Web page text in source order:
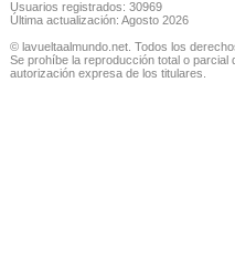
Usuarios registrados: 30969
Última actualización: Agosto 2026
© lavueltaalmundo.net. Todos los
Se prohíbe la reproducción total o
autorización expresa de los titulares.